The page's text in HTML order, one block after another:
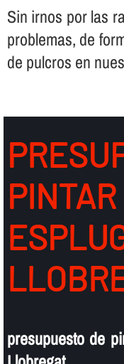
Sin irnos por las
problemas, de
de pulcros en
presupuesto de